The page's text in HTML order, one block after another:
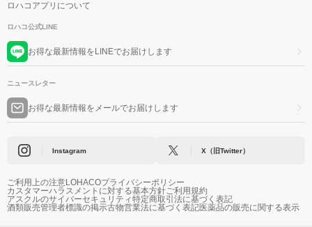
ロハコアプリについて
ロハコ公式LINE
お得な最新情報をLINEでお届けします
ニュースレター
お得な最新情報をメールでお届けします
Instagram X（旧Twitter）
ご利用上の注意LOHACOプライバシーポリシー
カスタマーハラスメントに対する基本方針ご利用規約
アスクルのサイバーセキュリティ特定商取引法に基づく表記
酒類販売管理者標識の掲示古物営業法に基づく表記医薬品の販売に関する表示